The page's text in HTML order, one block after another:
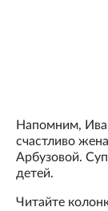
Напомним,
счастливо
Арбузовой.
детей.
Читайте